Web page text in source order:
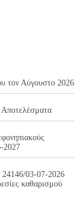
τον Αύγουστο 2026
2027
24146/03-07-2026
καθαρισμού